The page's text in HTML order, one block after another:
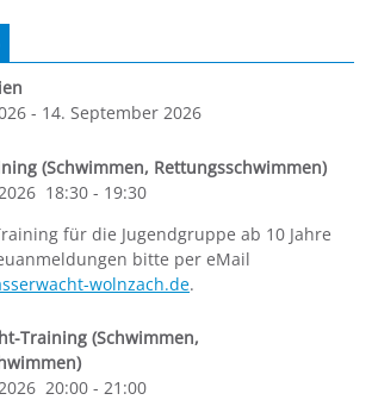
- 14. September 2026
(Schwimmen, Rettungsschwimmen)
18:30 - 19:30
für die Jugendgruppe ab 10 Jahre
bitte per eMail
wolnzach.de.
Training (Schwimmen,
20:00 - 21:00